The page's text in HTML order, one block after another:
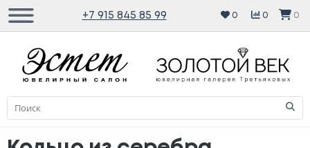
+7 915 845 85 99 0 0 0